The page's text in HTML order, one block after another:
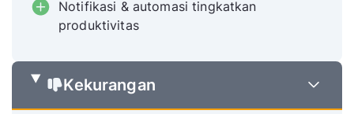
Notifikasi & automasi tingkatkan
produktivitas
Kekurangan